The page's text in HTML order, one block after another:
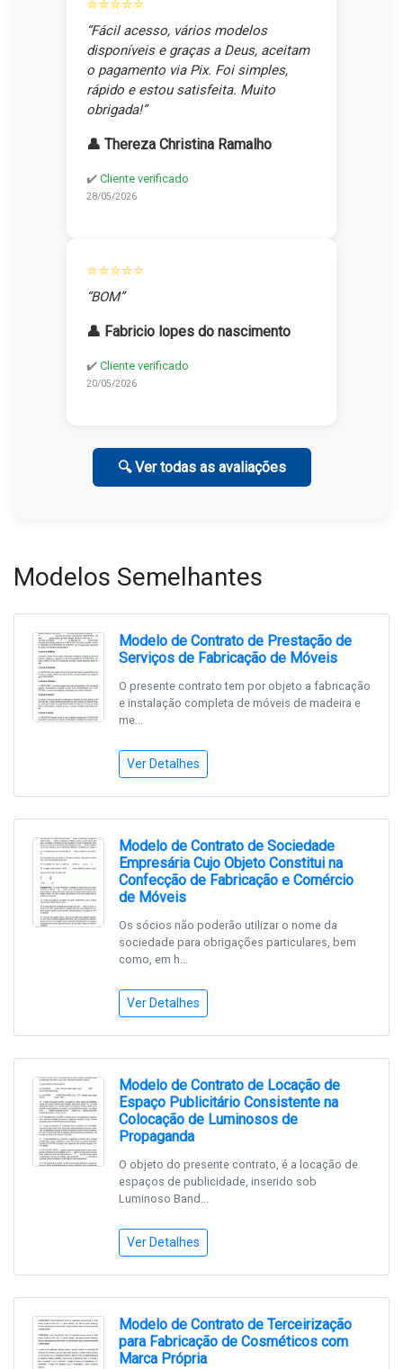
⭐⭐⭐⭐⭐
“Fácil acesso, vários modelos
disponíveis e graças a Deus, aceitam
o pagamento via Pix. Foi simples,
rápido e estou satisfeita. Muito
obrigada!”
👤 Thereza Christina Ramalho
✔️ Cliente verificado
28/05/2026
⭐⭐⭐⭐⭐
“BOM”
👤 Fabricio lopes do nascimento
✔️ Cliente verificado
20/05/2026
🔍 Ver todas as avaliações
Modelos Semelhantes
Modelo de Contrato de Prestação de
Serviços de Fabricação de Móveis
O presente contrato tem por objeto a fabricação
e instalação completa de móveis de madeira e
me...
Ver Detalhes
Modelo de Contrato de Sociedade
Empresária Cujo Objeto Constitui na
Confecção de Fabricação e Comércio
de Móveis
Os sócios não poderão utilizar o nome da
sociedade para obrigações particulares, bem
como, em h...
Ver Detalhes
Modelo de Contrato de Locação de
Espaço Publicitário Consistente na
Colocação de Luminosos de
Propaganda
O objeto do presente contrato, é a locação de
espaços de publicidade, inserido sob
Luminoso Band...
Ver Detalhes
Modelo de Contrato de Terceirização
para Fabricação de Cosméticos com
Marca Própria